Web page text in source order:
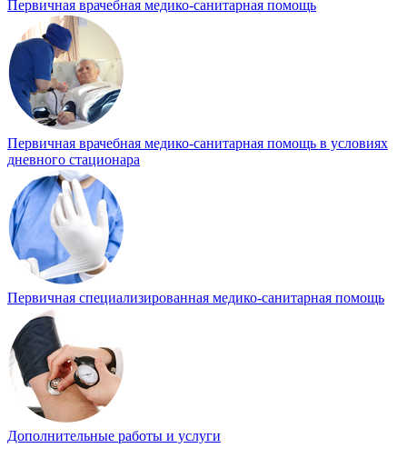
Первичная врачебная медико-санитарная помощь
Первичная врачебная медико-санитарная помощь в условиях
дневного стационара
Первичная специализированная медико-санитарная помощь
Дополнительные работы и услуги